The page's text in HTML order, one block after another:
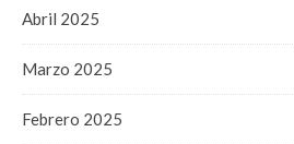
Abril 2025
Marzo 2025
Febrero 2025